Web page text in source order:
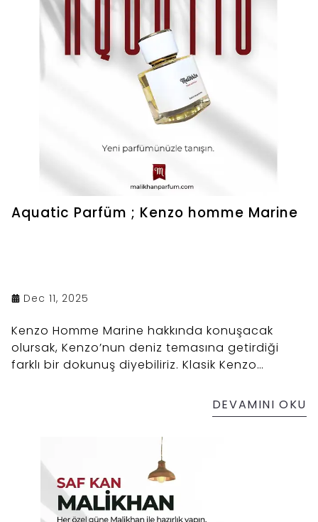
Aquatic Parfüm ; Kenzo homme Marine
Dec 11, 2025
Kenzo Homme Marine hakkında konuşacak
olursak, Kenzo’nun deniz temasına getirdiği
farklı bir dokunuş diyebiliriz. Klasik Kenzo
içe, özellikle de deniz esintileriyle harmanlanmış
kokular sunduğunu bilir. Marine, 2023 yılında
piyasaya sürülen ve serinin ferahlık yönünü bir
adım ileriye taşıyan bir versiyon. Bu parfümü
Quentin Bisch tasarladı ki kendisi modern
parfümeri dünyasında güçlü isimlerden biri.
Mugler’den Paco Rabanne’a kadar birçok büyük
markayla çalışmış bir burun.
DEVAMINI OKU